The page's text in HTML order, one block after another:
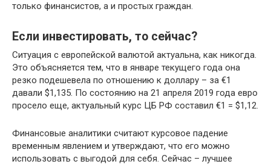
только финансистов, а и простых граждан.
Если инвестировать, то сейчас?
Ситуация с европейской валютой актуальна, как никогда.
Это объясняется тем, что в январе текущего года она
резко подешевела по отношению к доллару – за €1
давали $1,135. По состоянию на 21 апреля 2019 года евро
просело еще, актуальный курс ЦБ РФ составил €1 = $1,12.
Финансовые аналитики считают курсовое падение
временным явлением и утверждают, что его можно
использовать с выгодой для себя. Сейчас – лучшее